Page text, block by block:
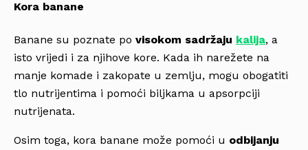
Kora banane
Banane su poznate po visokom sadržaju kalija, a
isto vrijedi i za njihove kore. Kada ih narežete na
manje komade i zakopate u zemlju, mogu obogatiti
tlo nutrijentima i pomoći biljkama u apsorpciji
nutrijenata.
Osim toga, kora banane može pomoći u odbijanju